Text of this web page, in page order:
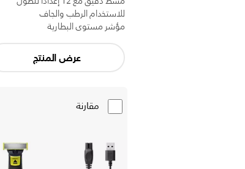
للاستخدام الرطب والجاف
مؤشر مستوى البطارية
عرض المنتج
مقارنة